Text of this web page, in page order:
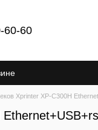
60-60
Xprinter XP-C300H